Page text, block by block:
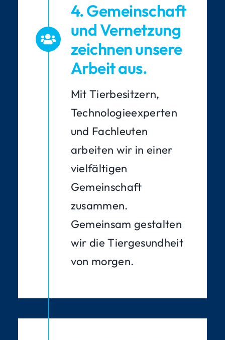
4. Gemeinschaft
und Vernetzung
zeichnen unsere
Arbeit aus.
Mit Tierbesitzern,
Technologieexperten
und Fachleuten
arbeiten wir in einer
vielfältigen
Gemeinschaft
zusammen.
Gemeinsam gestalten
wir die Tiergesundheit
von morgen.